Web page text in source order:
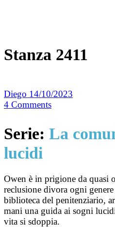
Stanza 2411
Diego 14/10/2023
4 Comments
Serie: La
lucidi
Owen è in prigione da quasi
reclusione divora ogni
biblioteca del penitenziario,
mani una guida ai sogni
vita si sdoppia.